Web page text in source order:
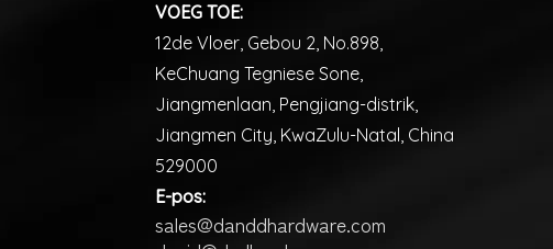
VOEG TOE:
12de Vloer, Gebou 2, No.898,
KeChuang Tegniese Sone,
Jiangmenlaan, Pengjiang-distrik,
Jiangmen City, KwaZulu-Natal, China
529000
E-pos:
sales@danddhardware.com